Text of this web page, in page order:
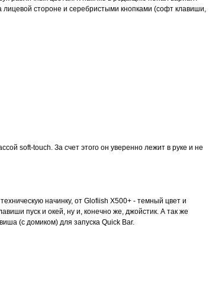
стороне и серебристыми кнопками (софт клавиши,
soft-touch. За счет этого он уверенно лежит в руке и не
начинку, от Glofiish X500+ - темный цвет и
пуск и окей, ну и, конечно же, джойстик. А так же
(с домиком) для запуска Quick Bar.